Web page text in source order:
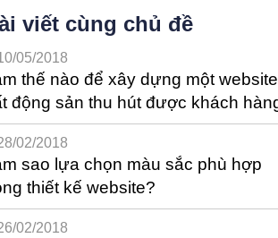
viết cùng chủ đề
05/2018
thế nào để xây dựng một website
động sản thu hút được khách
02/2018
sao lựa chọn màu sắc phù hợp
thiết kế website?
02/2018